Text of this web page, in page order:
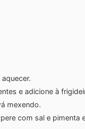
e adicione à
mexendo.
com sal e pimenta